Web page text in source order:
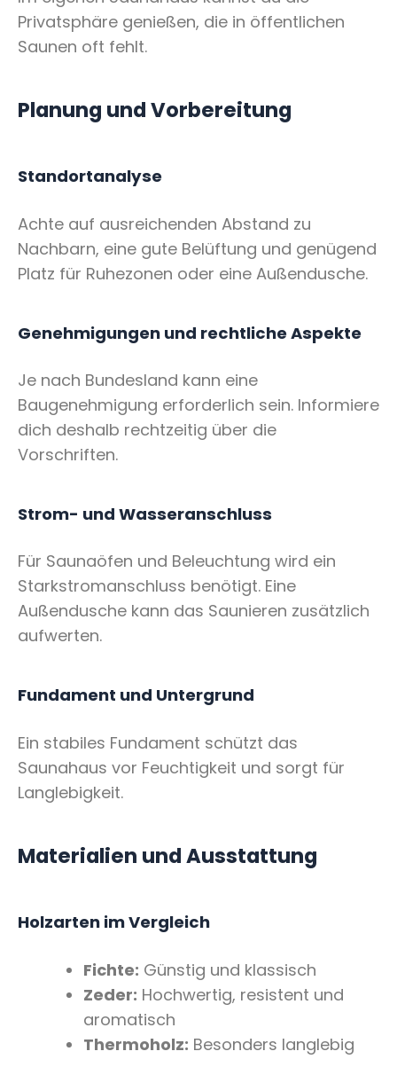
Privatsphäre genießen, die in öffentlichen
Saunen oft fehlt.
Planung und Vorbereitung
Standortanalyse
Achte auf ausreichenden Abstand zu
Nachbarn, eine gute Belüftung und genügend
Platz für Ruhezonen oder eine Außendusche.
Genehmigungen und rechtliche Aspekte
Je nach Bundesland kann eine
Baugenehmigung erforderlich sein. Informiere
dich deshalb rechtzeitig über die
Vorschriften.
Strom- und Wasseranschluss
Für Saunaöfen und Beleuchtung wird ein
Starkstromanschluss benötigt. Eine
Außendusche kann das Saunieren zusätzlich
aufwerten.
Fundament und Untergrund
Ein stabiles Fundament schützt das
Saunahaus vor Feuchtigkeit und sorgt für
Langlebigkeit.
Materialien und Ausstattung
Holzarten im Vergleich
Fichte: Günstig und klassisch
Zeder: Hochwertig, resistent und
aromatisch
Thermoholz: Besonders langlebig